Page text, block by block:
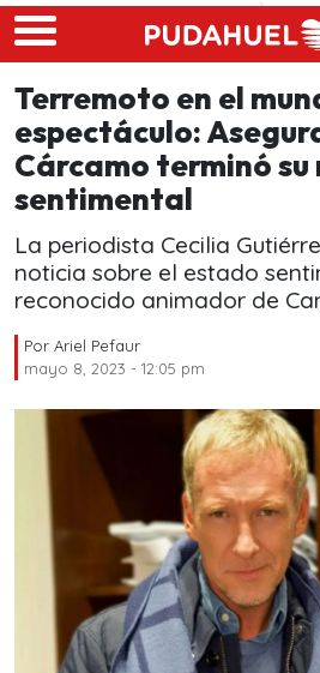
Skip to main content
Terremoto en el
espectáculo:
Cárcamo terminó su
sentimental
La periodista Cecilia
noticia sobre el estado
reconocido animador de
Por Ariel Pefaur
mayo 8, 2023 - 12:05 pm